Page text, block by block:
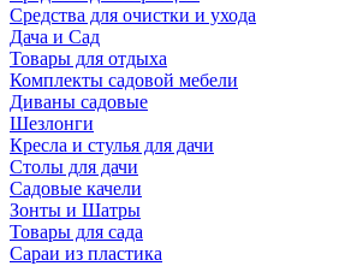
Средства для очистки и ухода
Дача и Сад
Товары для отдыха
Комплекты садовой мебели
Диваны садовые
Шезлонги
Кресла и стулья для дачи
Столы для дачи
Садовые качели
Зонты и Шатры
Товары для сада
Сараи из пластика